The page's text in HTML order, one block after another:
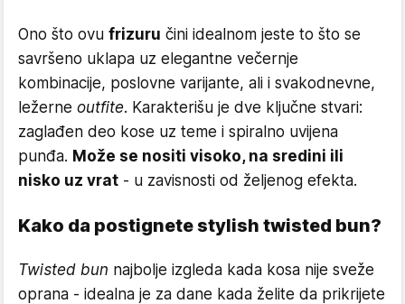
Ono što ovu frizuru čini idealnom jeste to što se
savršeno uklapa uz elegantne večernje
kombinacije, poslovne varijante, ali i svakodnevne,
ležerne outfite. Karakterišu je dve ključne stvari:
zaglađen deo kose uz teme i spiralno uvijena
punđa. Može se nositi visoko, na sredini ili
nisko uz vrat - u zavisnosti od željenog efekta.
Kako da postignete stylish twisted bun?
Twisted bun najbolje izgleda kada kosa nije sveže
oprana - idealna je za dane kada želite da prikrijete